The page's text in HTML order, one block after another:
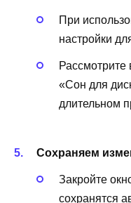
При
настройки
«Сон для
длительном
Сохраняем
Закройте
сохранятся